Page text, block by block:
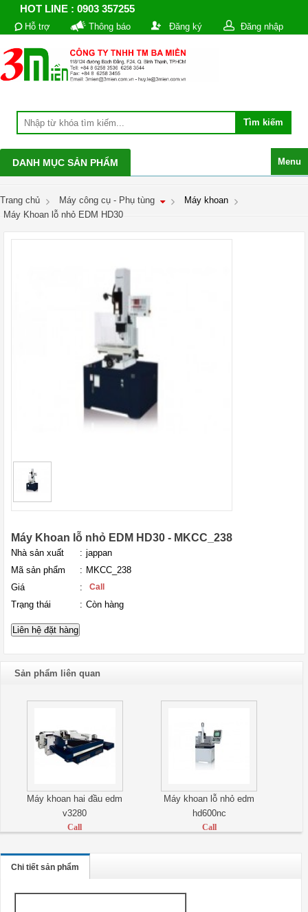
HOT LINE : 0903 357255
Hỗ trợ Thông báo Đăng ký Đăng nhập
Menu
DANH MỤC SẢN PHẨM
Trang chủ Máy công cụ - Phụ tùng
Máy khoan
Máy Khoan lỗ nhỏ EDM HD30
Máy Khoan lỗ nhỏ EDM HD30 - MKCC_238
Nhà sản xuất : jappan
Mã sản phẩm
: MKCC_238
Giá
: Call
Trạng thái : Còn hàng
Sản phẩm liên quan
Máy khoan hai đầu edm
v3280
Call
Máy khoan lỗ nhỏ edm
hd600nc
Call
Chi tiết sản phẩm